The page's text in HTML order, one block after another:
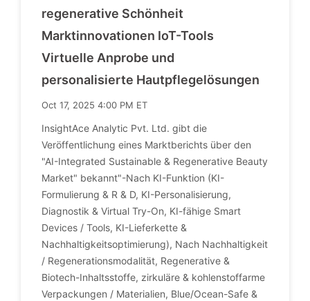
regenerative Schönheit
Marktinnovationen IoT-Tools
Virtuelle Anprobe und
personalisierte Hautpflegelösungen
Oct 17, 2025 4:00 PM ET
InsightAce Analytic Pvt. Ltd. gibt die
Veröffentlichung eines Marktberichts über den
"AI-Integrated Sustainable & Regenerative Beauty
Market" bekannt"-Nach KI-Funktion (KI-
Formulierung & R & D, KI-Personalisierung,
Diagnostik & Virtual Try-On, KI-fähige Smart
Devices / Tools, KI-Lieferkette &
Nachhaltigkeitsoptimierung), Nach Nachhaltigkeit
/ Regenerationsmodalität, Regenerative &
Biotech-Inhaltsstoffe, zirkuläre & kohlenstoffarme
Verpackungen / Materialien, Blue/Ocean-Safe &